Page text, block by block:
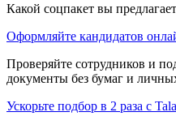
Какой соцпакет вы
Оформляйте кандидатов
Проверяйте сотрудников и
документы без бумаг и
Ускорьте подбор в 2 раза с